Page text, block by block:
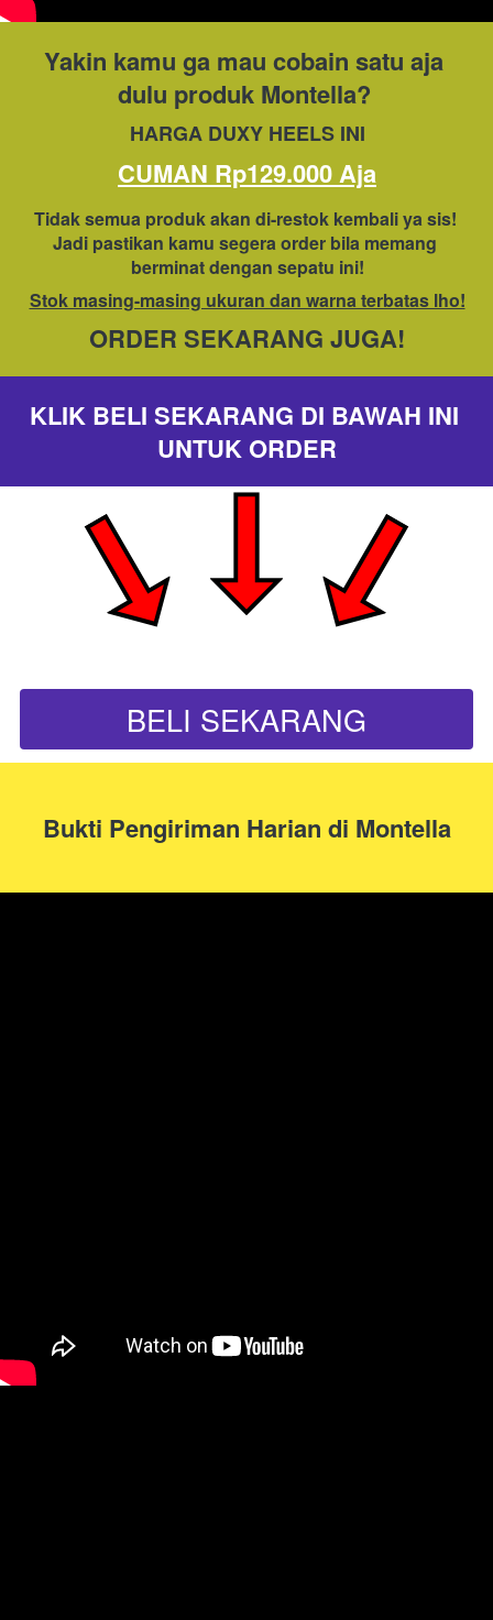
Yakin kamu ga mau cobain satu aja
dulu produk Montella?
HARGA DUXY HEELS INI
CUMAN Rp129.000 Aja
Tidak semua produk akan di-restok kembali ya sis!
Jadi pastikan kamu segera order bila memang
berminat dengan sepatu ini!
Stok masing-masing ukuran dan warna terbatas lho!
ORDER SEKARANG JUGA!
KLIK BELI SEKARANG DI BAWAH INI
UNTUK ORDER
`
BELI SEKARANG
Bukti Pengiriman Harian di Montella